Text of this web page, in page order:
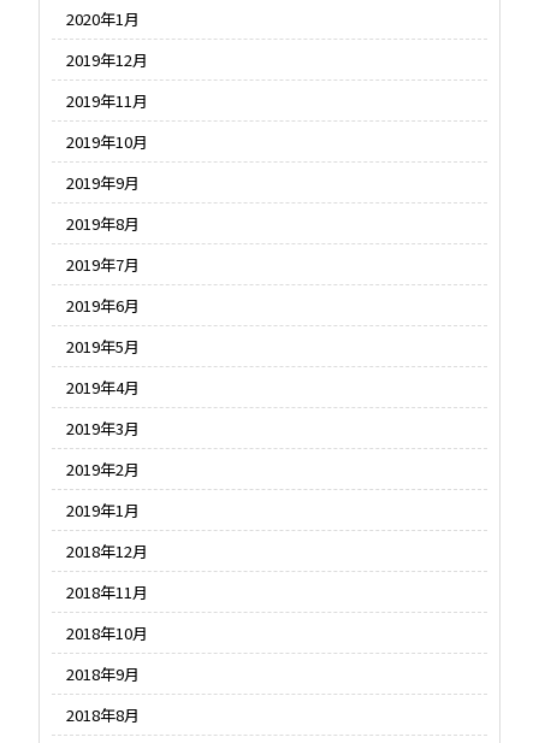
2020年1月
2019年12月
2019年11月
2019年10月
2019年9月
2019年8月
2019年7月
2019年6月
2019年5月
2019年4月
2019年3月
2019年2月
2019年1月
2018年12月
2018年11月
2018年10月
2018年9月
2018年8月